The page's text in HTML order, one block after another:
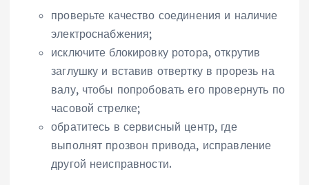
проверьте качество соединения и наличие
электроснабжения;
исключите блокировку ротора, открутив
заглушку и вставив отвертку в прорезь на
валу, чтобы попробовать его провернуть по
часовой стрелке;
обратитесь в сервисный центр, где
выполнят прозвон привода, исправление
другой неисправности.